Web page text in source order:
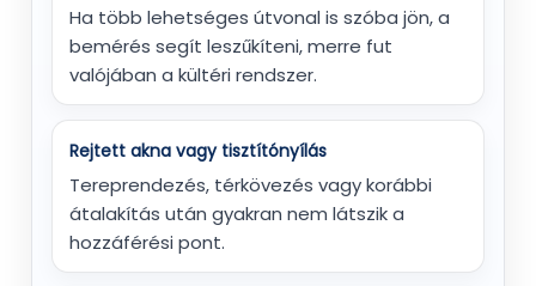
Ha több lehetséges útvonal is szóba jön, a
bemérés segít leszűkíteni, merre fut
valójában a kültéri rendszer.
Rejtett akna vagy tisztítónyílás
Tereprendezés, térkövezés vagy korábbi
átalakítás után gyakran nem látszik a
hozzáférési pont.